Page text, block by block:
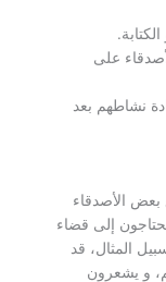
على
نشاطهم بعد
بعض الأصدقاء
إلى قضاء
المثال، قد
و يشعرون